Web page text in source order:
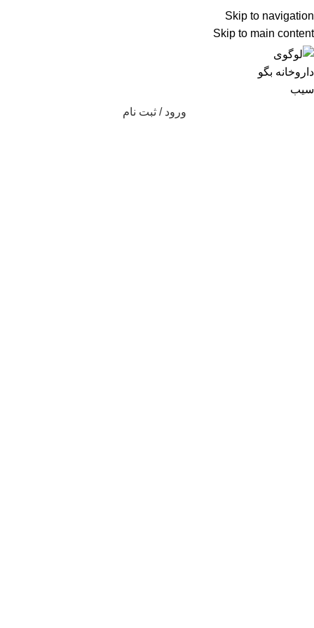
Skip to navigation
Skip to main content
شماره تماس پشتیبانی: 0417190
ورود / ثبت نام